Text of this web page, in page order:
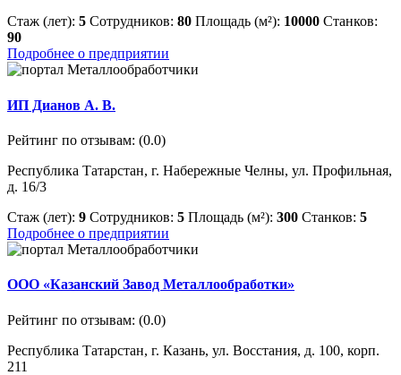
Стаж (лет): 5 Сотрудников: 80 Площадь (м²): 10000 Станков:
90
Подробнее о предприятии
ИП Дианов А. В.
Рейтинг по отзывам: (0.0)
Республика Татарстан, г. Набережные Челны, ул. Профильная,
д. 16/3
Стаж (лет): 9 Сотрудников: 5 Площадь (м²): 300 Станков: 5
Подробнее о предприятии
ООО «Казанский Завод Металлообработки»
Рейтинг по отзывам: (0.0)
Республика Татарстан, г. Казань, ул. Восстания, д. 100, корп.
211